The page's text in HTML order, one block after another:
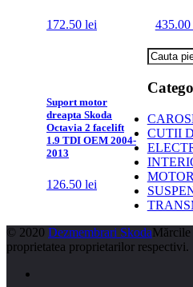
172.50 lei 435.00
Suport motor
dreapta Skoda
Octavia 2 facelift
1.9 TDI OEM 2004-
2013
126.50 lei
CUTII
MOTOR
© 2020 Dezmembrari SkodaMărcile
proprietatea proprietarilor respectivi.